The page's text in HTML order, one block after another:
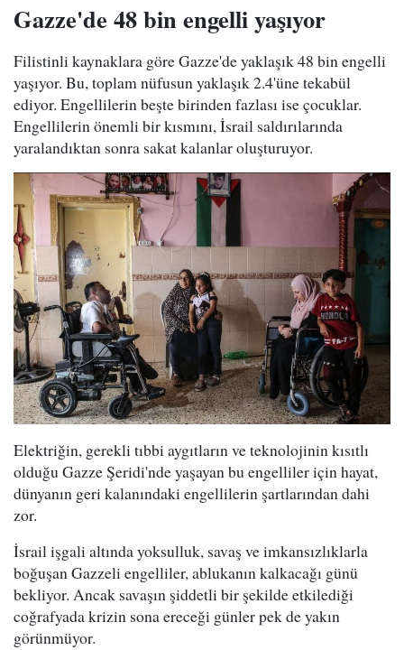
Gazze'de 48 bin engelli yaşıyor
Filistinli kaynaklara göre Gazze'de yaklaşık 48 bin engelli
yaşıyor. Bu, toplam nüfusun yaklaşık 2.4'üne tekabül
ediyor. Engellilerin beşte birinden fazlası ise çocuklar.
Engellilerin önemli bir kısmını, İsrail saldırılarında
yaralandıktan sonra sakat kalanlar oluşturuyor.
Elektriğin, gerekli tıbbi aygıtların ve teknolojinin kısıtlı
olduğu Gazze Şeridi'nde yaşayan bu engelliler için hayat,
dünyanın geri kalanındaki engellilerin şartlarından dahi
zor.
İsrail işgali altında yoksulluk, savaş ve imkansızlıklarla
boğuşan Gazzeli engelliler, ablukanın kalkacağı günü
bekliyor. Ancak savaşın şiddetli bir şekilde etkilediği
coğrafyada krizin sona ereceği günler pek de yakın
görünmüyor.